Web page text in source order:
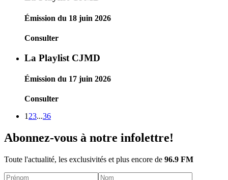
Émission du 18 juin 2026
Consulter
La Playlist CJMD
Émission du 17 juin 2026
Consulter
1 23...36
Abonnez-vous à notre infolettre!
Toute l'actualité, les exclusivités et plus encore de 96.9 FM